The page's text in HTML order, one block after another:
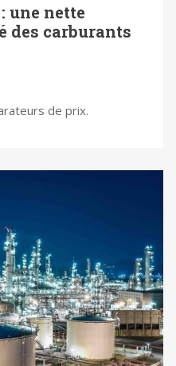
une nette
des carburants
de prix.